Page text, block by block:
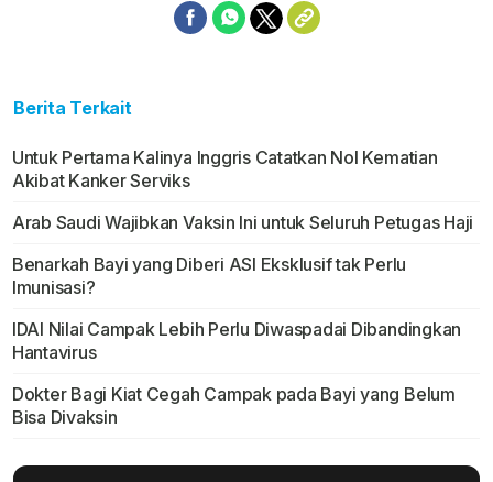
Berita Terkait
Untuk Pertama Kalinya Inggris Catatkan Nol Kematian
Akibat Kanker Serviks
Arab Saudi Wajibkan Vaksin Ini untuk Seluruh Petugas Haji
Benarkah Bayi yang Diberi ASI Eksklusif tak Perlu
Imunisasi?
IDAI Nilai Campak Lebih Perlu Diwaspadai Dibandingkan
Hantavirus
Dokter Bagi Kiat Cegah Campak pada Bayi yang Belum
Bisa Divaksin